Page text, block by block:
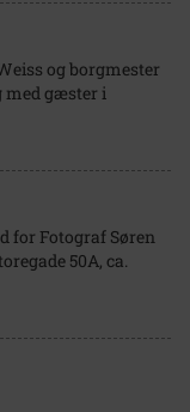
og borgmester
med gæster i
for Fotograf Søren
50A, ca.